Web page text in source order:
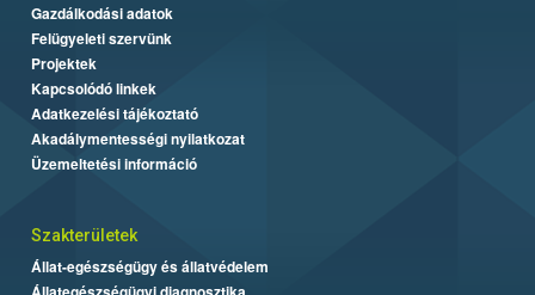
Gazdálkodási adatok
Felügyeleti szervünk
Projektek
Kapcsolódó linkek
Adatkezelési tájékoztató
Akadálymentességi nyilatkozat
Üzemeltetési információ
Szakterületek
Állat-egészségügy és állatvédelem